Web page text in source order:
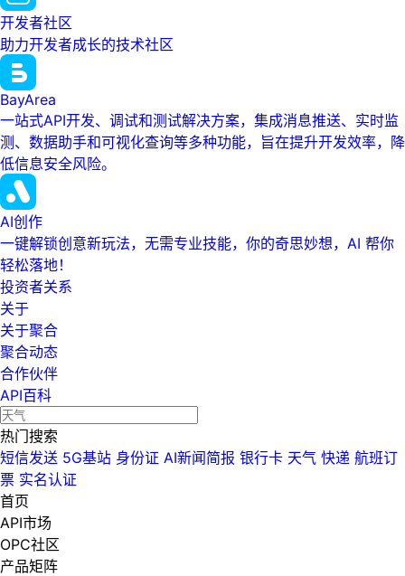
开发者社区
助力开发者成长的技术社区
BayArea
一站式API开发、调试和测试解决方案，集成消息推送、实时监
测、数据助手和可视化查询等多种功能，旨在提升开发效率，降
低信息安全风险。
AI创作
一键解锁创意新玩法，无需专业技能，你的奇思妙想，AI 帮你
轻松落地！
投资者关系
关于
关于聚合
聚合动态
合作伙伴
API百科
热门搜索
短信发送 5G基站 身份证 AI新闻简报 银行卡 天气 快递 航班订
票 实名认证
首页
API市场
OPC社区
产品矩阵